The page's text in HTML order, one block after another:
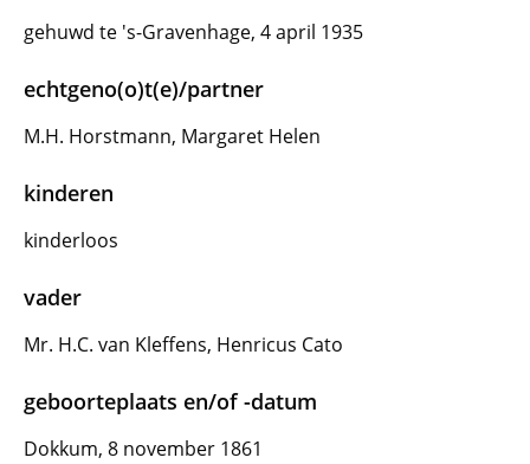
gehuwd te 's-Gravenhage, 4 april 1935
echtgeno(o)t(e)/partner
M.H. Horstmann, Margaret Helen
kinderen
kinderloos
vader
Mr. H.C. van Kleffens, Henricus Cato
geboorteplaats en/of -datum
Dokkum, 8 november 1861